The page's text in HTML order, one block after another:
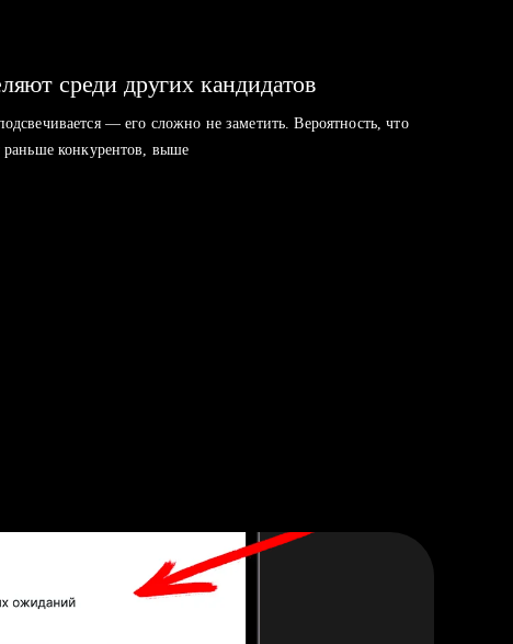
среди других кандидатов
— его сложно не заметить. Вероятность, что
раньше конкурентов, выше